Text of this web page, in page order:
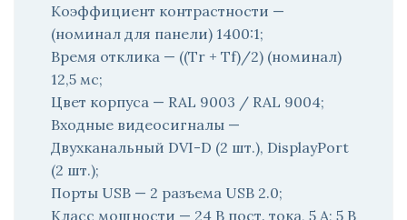
Коэффициент контрастности —
(номинал для панели) 1400:1;
Время отклика — ((Tr + Tf)/2) (номинал)
12,5 мс;
Цвет корпуса — RAL 9003 / RAL 9004;
Входные видеосигналы —
Двухканальный DVI-D (2 шт.), DisplayPort
(2 шт.);
Порты USB — 2 разъема USB 2.0;
Класс мощности — 24 В пост. тока, 5 А; 5 В